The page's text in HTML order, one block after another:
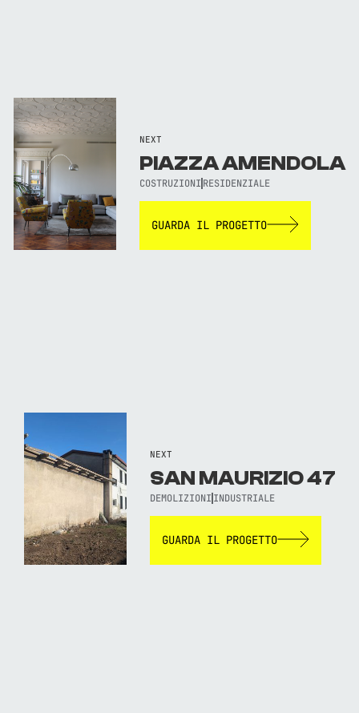
NEXT
PIAZZA AMENDOLA
COSTRUZIONI RESIDENZIALE
GUARDA IL PROGETTO
NEXT
SAN MAURIZIO 47
DEMOLIZIONI INDUSTRIALE
GUARDA IL PROGETTO